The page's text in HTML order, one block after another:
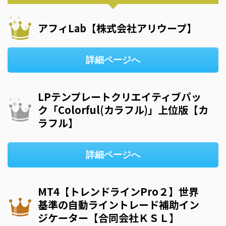
アフィLab【株式会社アリウープ】
詳細ページへ
LPテンプレートクリエイティブパッ
ク「Colorful(カラフル)」上位版【カ
ラフル】
詳細ページへ
MT4【トレンドラインPro２】世界
基準の自動ライントレード補助イン
ジケーター【合同会社ＫＳＬ】